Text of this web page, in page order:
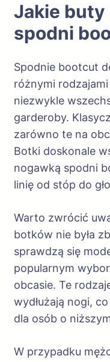
Jakie buty
spodni
Spodnie bootcut
różnymi
niezwykle
garderoby.
zarówno te na
Botki doskonale
nogawką spodni
linię od stóp do
Warto zwrócić
botków nie była
sprawdzą się
popularnym
obcasie. Te
wydłużają nogi,
dla osób o
W przypadku